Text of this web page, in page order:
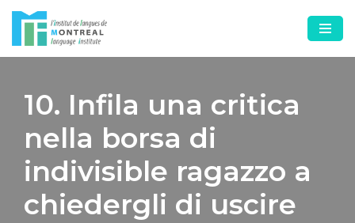
Skip
to
10. Infila una critica
nella borsa di
indivisible ragazzo a
chiedergli di uscire